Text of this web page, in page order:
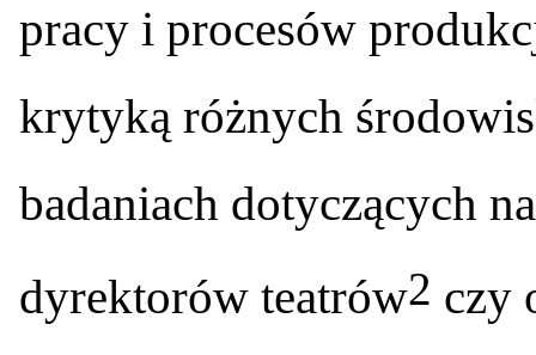
pracy i procesów
krytyką różnych
badaniach dotyczących
dyrektorów teatrów2 czy